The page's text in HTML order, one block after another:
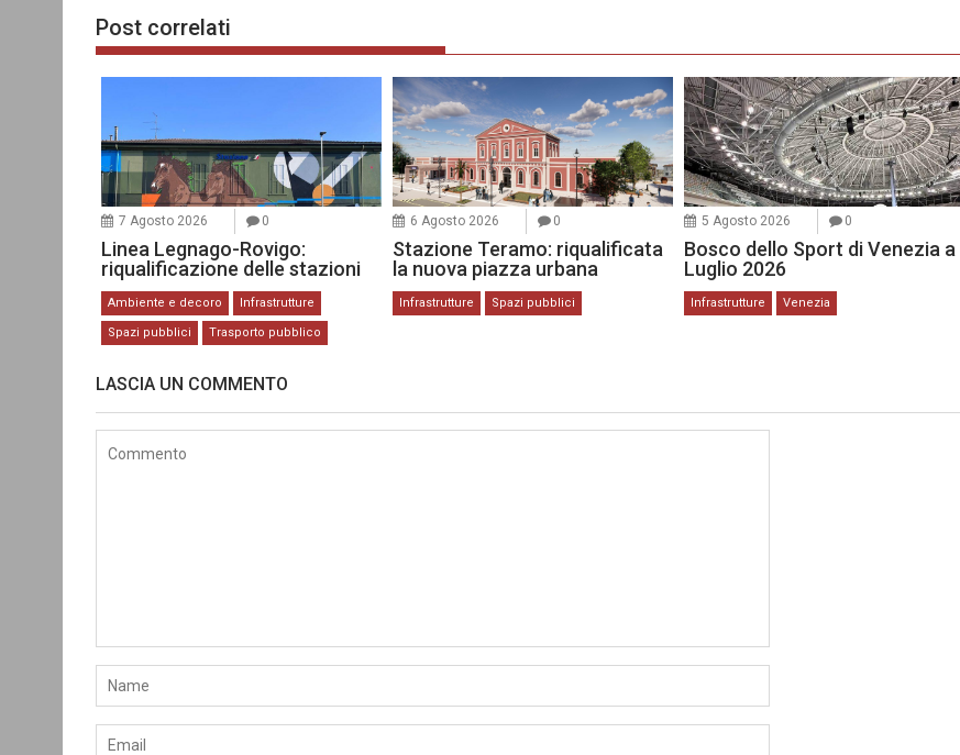
Post correlati
7 Agosto 2026 0
Linea Legnago-Rovigo:
riqualificazione delle stazioni
Ambiente e decoro Infrastrutture
Spazi pubblici Trasporto pubblico
6 Agosto 2026 0
Stazione Teramo: riqualificata
la nuova piazza urbana
Infrastrutture Spazi pubblici
5 Agosto 2026 0
Bosco dello Sport di Venezia a
Luglio 2026
Infrastrutture Venezia
LASCIA UN COMMENTO